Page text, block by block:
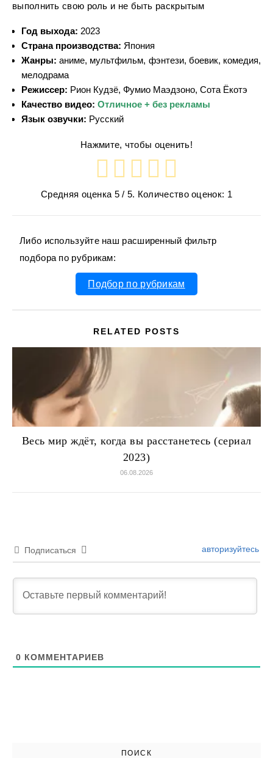
выполнить свою роль и не быть раскрытым
Год выхода: 2023
Страна производства: Япония
Жанры: аниме, мультфильм, фэнтези, боевик, комедия,
мелодрама
Режиссер: Рион Кудзё, Фумио Маэдзоно, Сота Ёкотэ
Качество видео: Отличное + без рекламы
Язык озвучки: Русский
Нажмите, чтобы оценить!
Средняя оценка 5 / 5. Количество оценок: 1
Либо используйте наш расширенный фильтр
подбора по рубрикам:
Подбор по рубрикам
RELATED POSTS
Весь мир ждёт, когда вы расстанетесь (сериал
2023)
06.08.2026
Подписаться авторизуйтесь
0 КОММЕНТАРИЕВ
ПОИСК